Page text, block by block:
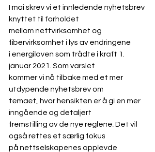
I mai skrev vi et innledende nyhetsbrev
knyttet til forholdet
mellom nettvirksomhet og
fibervirksomhet i lys av endringene
i energiloven som trådte i kraft 1.
januar 2021. Som varslet
kommer vi nå tilbake med et mer
utdypende nyhetsbrev om
temaet, hvor hensikten er å gi en mer
inngående og detaljert
fremstilling av de nye reglene. Det vil
også rettes et særlig fokus
på nettselskapenes opplevde